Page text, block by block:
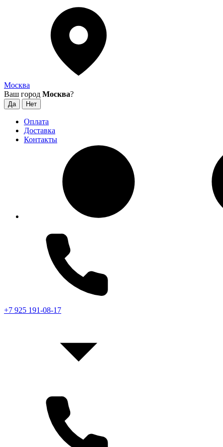
Москва
Ваш город Москва?
Оплата
Доставка
Контакты
+7 925 191-08-17